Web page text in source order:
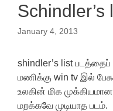
Schindler’s
January 4, 2013
shindler’s list படத்தைப்
மணிக்கு win tv இல்
உலகின் மிக
மறக்கவே முடியாத படம்.